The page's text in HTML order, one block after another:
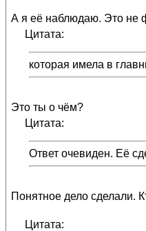
А я её наблюдаю. Это не
Цитата:
которая имела в
Это ты о чём?
Цитата:
Ответ очевиден. Её
Понятное дело сделали.
Цитата: